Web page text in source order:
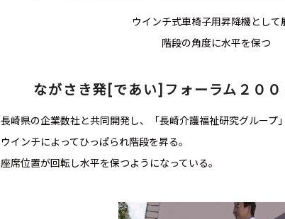
ウインチ式車椅子用昇降機として
階段の角度に水平を保つ
ながさき発[であい]フォーラム２０
長崎県の企業数社と共同開発し、「長崎介護福祉研究グループ
ウインチによってひっぱられ階段を昇る。
座席位置が回転し水平を保つようになっている。